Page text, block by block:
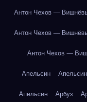
Антон Чехов —
Антон Чехов —
Антон Чехов —
Апельсин Апельсин
Апельсин Арбуз